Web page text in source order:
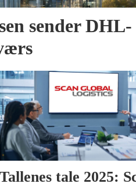
sender DHL-
Tallenes tale 2025: